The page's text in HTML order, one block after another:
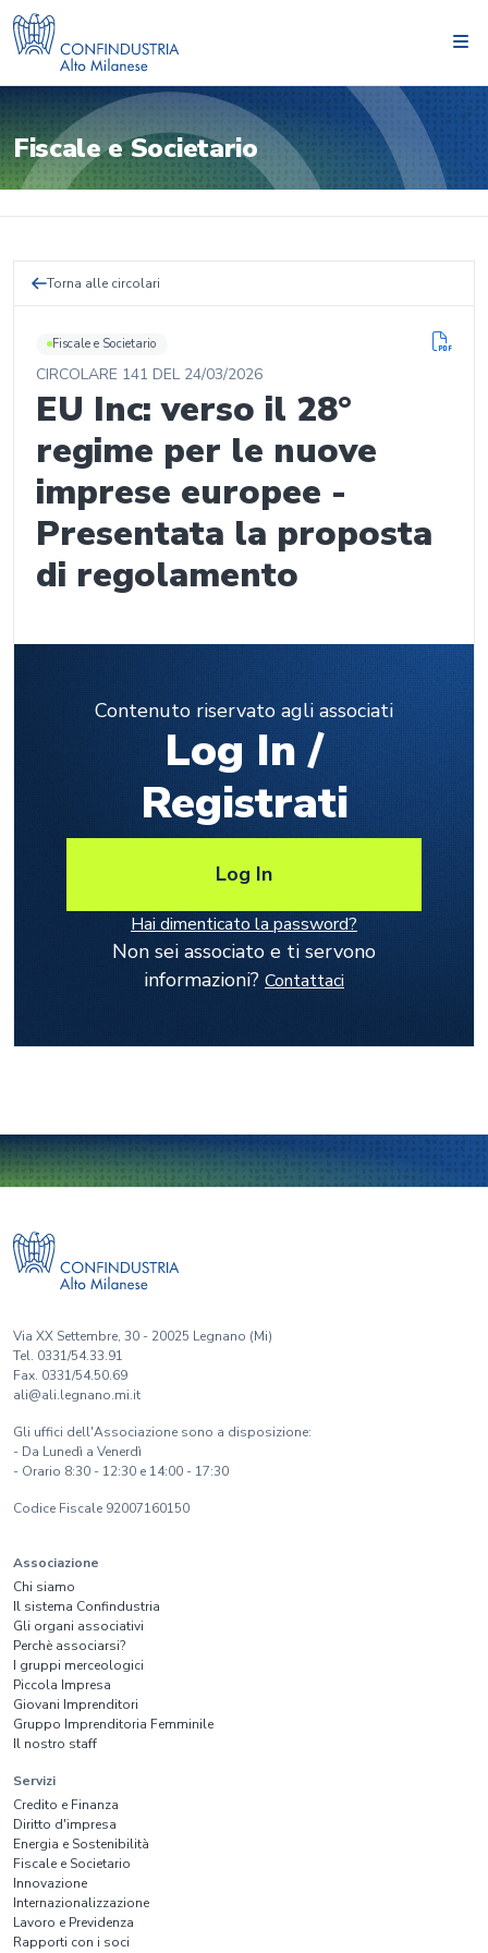
Fiscale e Societario
Torna alle circolari
Fiscale e Societario
CIRCOLARE 141 DEL 24/03/2026
EU Inc: verso il 28°
regime per le nuove
imprese europee -
Presentata la proposta
di regolamento
Contenuto riservato agli associati
Log In /
Registrati
Log In
Hai dimenticato la password?
Non sei associato e ti servono
informazioni? Contattaci
Via XX Settembre, 30 - 20025 Legnano (Mi)
Tel. 0331/54.33.91
Fax. 0331/54.50.69
ali@ali.legnano.mi.it
Gli uffici dell'Associazione sono a disposizione:
- Da Lunedì a Venerdì
- Orario 8:30 - 12:30 e 14:00 - 17:30
Codice Fiscale 92007160150
Associazione
Chi siamo
Il sistema Confindustria
Gli organi associativi
Perchè associarsi?
I gruppi merceologici
Piccola Impresa
Giovani Imprenditori
Gruppo Imprenditoria Femminile
Il nostro staff
Servizi
Credito e Finanza
Diritto d'impresa
Energia e Sostenibilità
Fiscale e Societario
Innovazione
Internazionalizzazione
Lavoro e Previdenza
Rapporti con i soci